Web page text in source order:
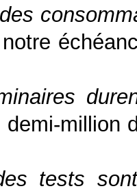
demi-million
tests